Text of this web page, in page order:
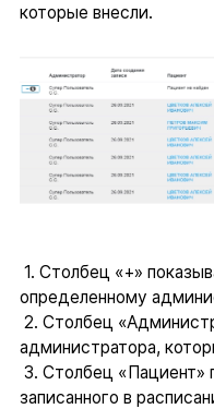
которые внесли.
1. Столбец «+»
определенному
2. Столбец
администратора,
3. Столбец «Пациент»
записанного в